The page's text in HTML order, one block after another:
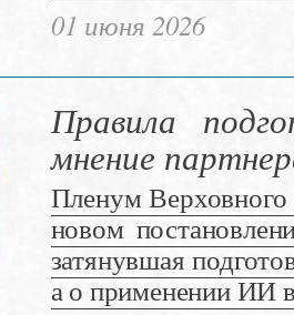
01 июня 2026
Правила
мнение
Пленум Верховного
новом
затянувшая
а о применении ИИ